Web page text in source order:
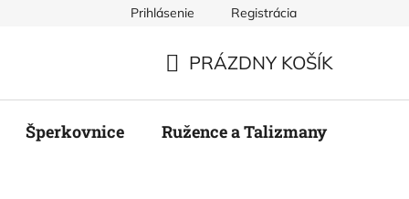
Podmienky ochrany osobných údajov
Prihlásenie Registrácia
KOŠÍK
PRÁZDNY KOŠÍK
Šperkovnice Ružence a Talizmany